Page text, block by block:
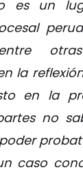
es un
la
en la
no
caso